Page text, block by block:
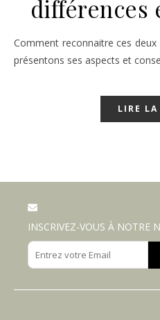
différences
Comment reconnaitre ces deux matières uniques ? Nous vous
présentons ses aspects et
LIRE LA
INSCRIVEZ-VOUS À NOTRE